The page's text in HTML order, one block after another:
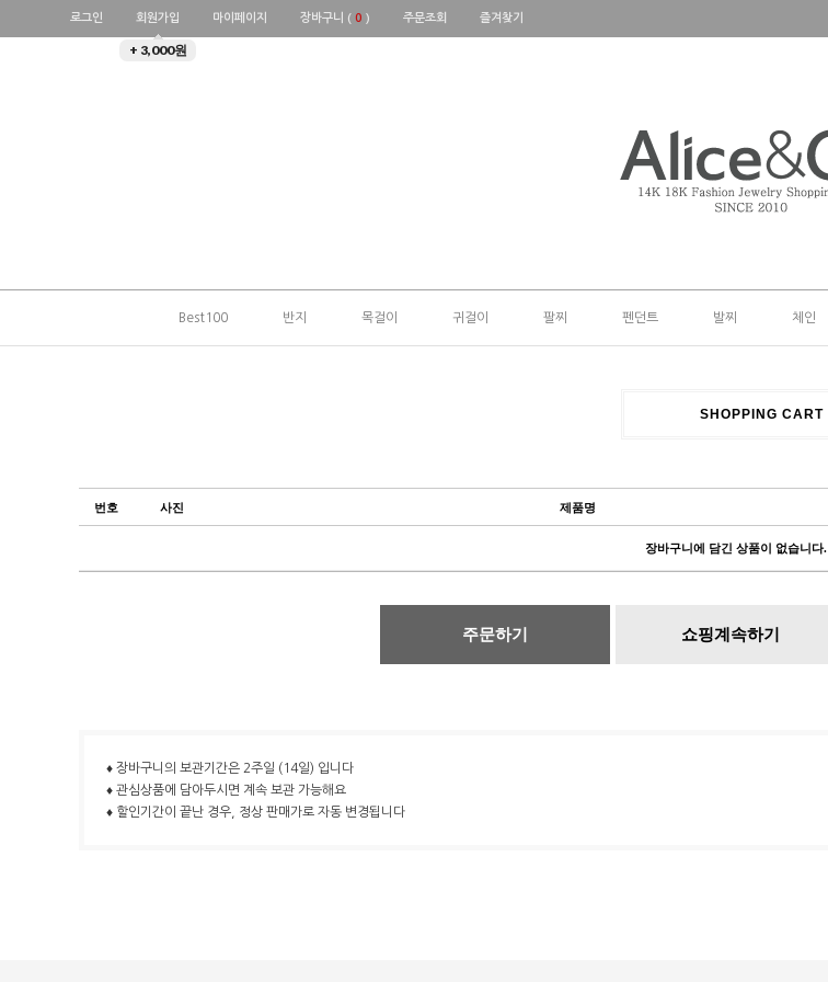
로그인 회원가입
+ 3,000원
마이페이지 장바구니 ( 0 ) 주문조회 즐겨찾기
Best100 반지 목걸이 귀걸이 팔찌 펜던트 발찌 체인
SHOPPING CART
번호 사진 제품명
장바구니에 담긴 상품이 없습니다.
주문하기 쇼핑계속하기
♦ 장바구니의 보관기간은 2주일 (14일) 입니다
♦ 관심상품에 담아두시면 계속 보관 가능해요
♦ 할인기간이 끝난 경우, 정상 판매가로 자동 변경됩니다